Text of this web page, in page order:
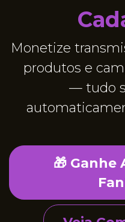
Monetize
produtos e
— tudo
🎁 Ganhe